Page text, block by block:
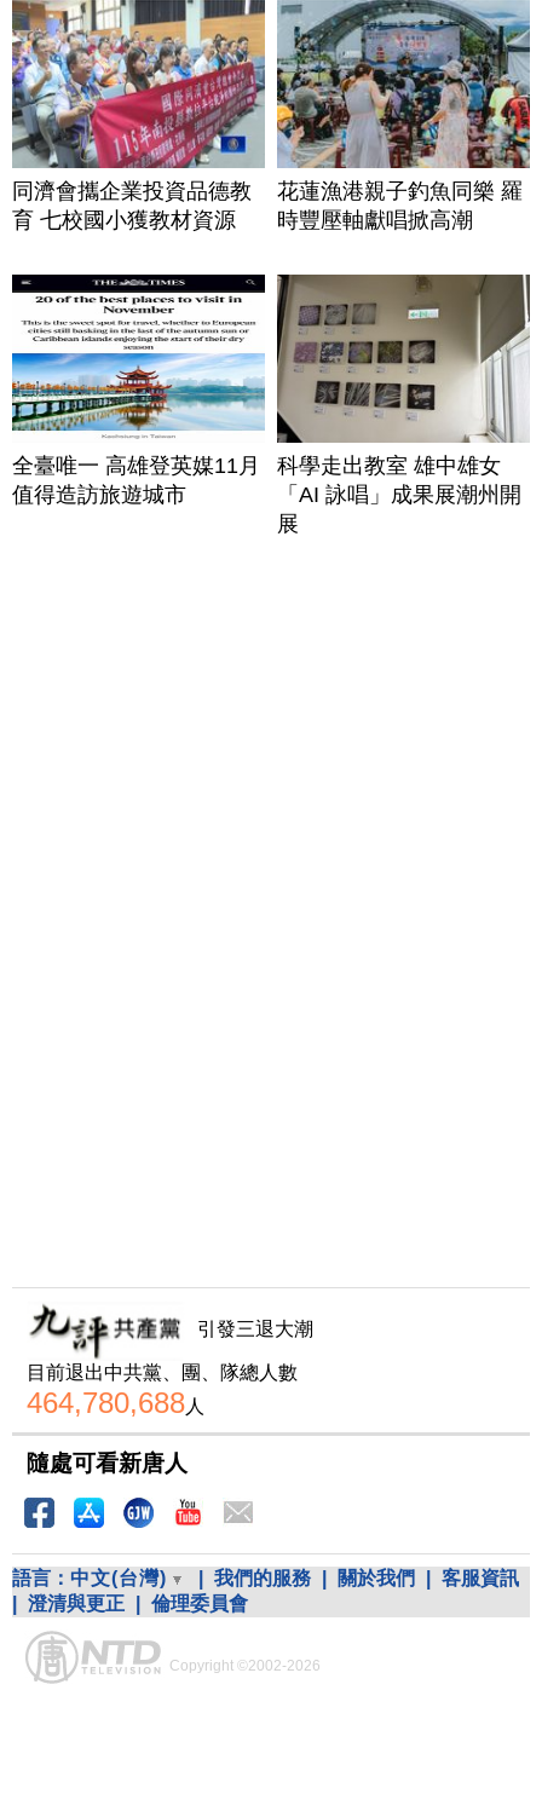
同濟會攜企業投資品德教
育 七校國小獲教材資源
花蓮漁港親子釣魚同樂 羅
時豐壓軸獻唱掀高潮
全臺唯一 高雄登英媒11月
值得造訪旅遊城市
科學走出教室 雄中雄女
「AI 詠唱」成果展潮州開
展
引發三退大潮
目前退出中共黨、團、隊總人數
464,780,688人
隨處可看新唐人
語言： 中文(台灣) 我們的服務 關於我們
客服資訊
澄清與更正 倫理委員會
Copyright ©2002-2026